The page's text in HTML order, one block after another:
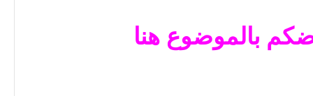
بالموضوع هنا